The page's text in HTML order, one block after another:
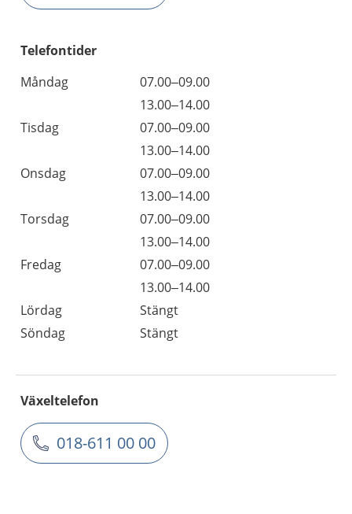
Telefontider
Måndag
07.00–09.00
13.00–14.00
Tisdag
07.00–09.00
13.00–14.00
Onsdag
07.00–09.00
13.00–14.00
Torsdag
07.00–09.00
13.00–14.00
Fredag
07.00–09.00
13.00–14.00
Lördag
Stängt
Söndag
Stängt
Växeltelefon
018-611 00 00